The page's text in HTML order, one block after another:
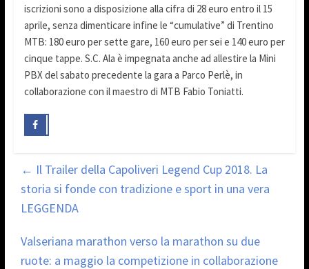
iscrizioni sono a disposizione alla cifra di 28 euro entro il 15
aprile, senza dimenticare infine le “cumulative” di Trentino
MTB: 180 euro per sette gare, 160 euro per sei e 140 euro per
cinque tappe. S.C. Ala è impegnata anche ad allestire la Mini
PBX del sabato precedente la gara a Parco Perlè, in
collaborazione con il maestro di MTB Fabio Toniatti.
← Il Trailer della Capoliveri Legend Cup 2018. La
storia si fonde con tradizione e sport in una vera
LEGGENDA
Valseriana marathon verso la marathon su due
ruote: a maggio la competizione in collaborazione